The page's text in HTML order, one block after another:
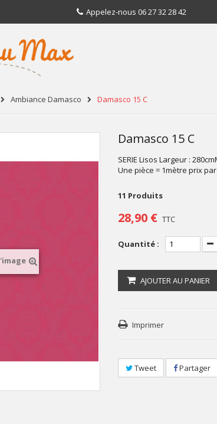
Appelez-nous 06 27 32 28 42
Ambiance Damasco Damasco 15 C
Damasco 15 C
SERIE Lisos Largeur :
Une pièce = 1mètre prix
11 Produits
28,90 € TTC
Quantité :
AJOUTER AU PANIER
Imprimer
Tweet Partager